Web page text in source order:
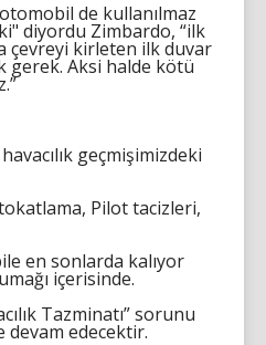
de kullanılmaz
diyordu Zimbardo, “ilk
çevreyi kirleten ilk duvar
gerek. Aksi halde kötü
geçmişimizdeki
Pilot tacizleri,
en sonlarda kalıyor
içerisinde.
Tazminatı” sorunu
edecektir.